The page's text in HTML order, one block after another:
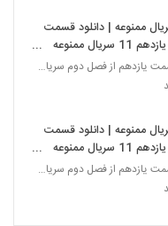
ممنوعه | دانلود قسمت
اول 1 تا یازدهم 11 سریال ممنوعه
- --
دانلود قسمت یازدهم از فصل دوم سریال ممنوعه
ممنوعه | دانلود قسمت
اول 1 تا یازدهم 11 سریال ممنوعه
-- -
دانلود قسمت یازدهم از فصل دوم سریال ممنوعه